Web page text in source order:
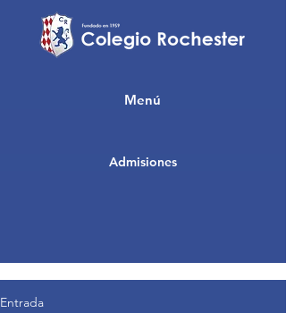
Admisiones
Menú
Entrada